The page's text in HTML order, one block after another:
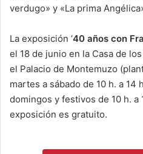
verdugo» y «La prima
La exposición ‘40 años con
el 18 de junio en la Casa de
el Palacio de Montemuzo
martes a sábado de 10 h. a 14
domingos y festivos de 10 h. a
exposición es gratuito.